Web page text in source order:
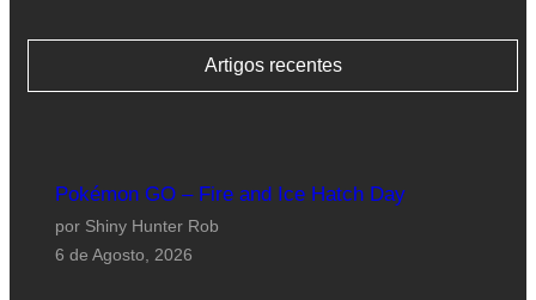
Artigos recentes
Pokémon GO – Fire and Ice Hatch Day
por Shiny Hunter Rob
6 de Agosto, 2026